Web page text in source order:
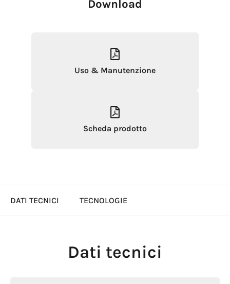
DATI TECNICI TECNOLOGIE
Dati tecnici
Download
Uso & Manutenzione
Scheda prodotto